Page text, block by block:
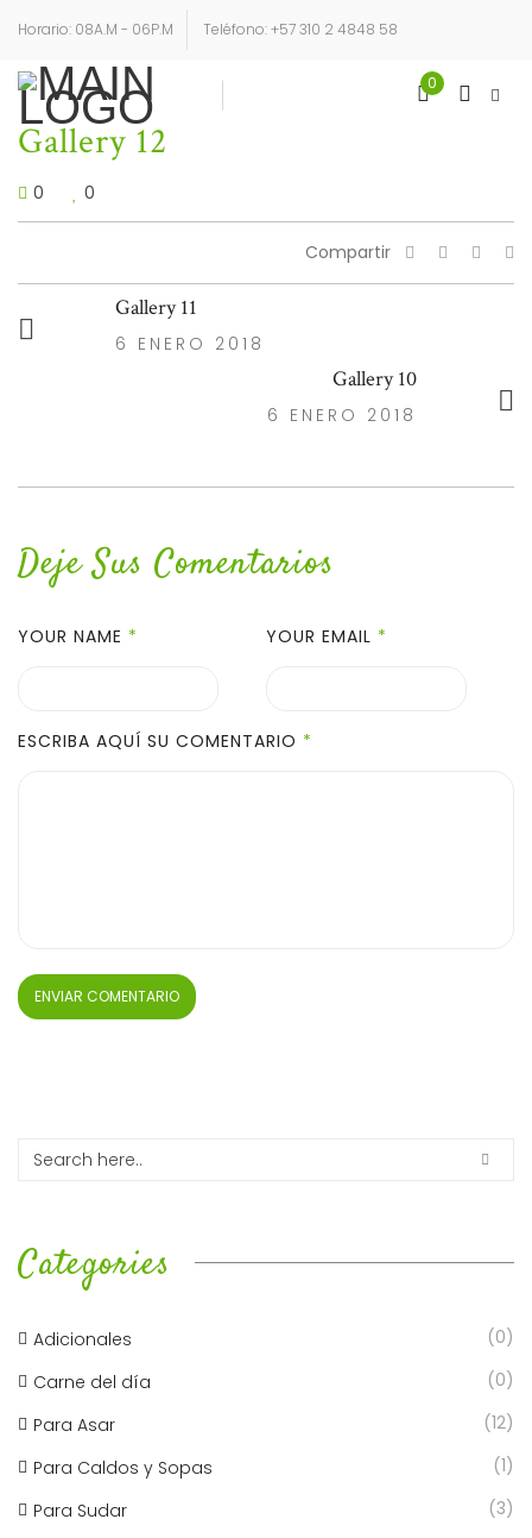
Horario: 08A.M - 06P.M Teléfono: +57 310 2 4848 58
Login Sign Up
0
Gallery 12
0 0
Compartir
Gallery 11
6 ENERO 2018
Gallery 10
6 ENERO 2018
Deje Sus Comentarios
YOUR NAME * YOUR EMAIL *
ESCRIBA AQUÍ SU COMENTARIO *
Categories
Adicionales
(0)
Carne del día
(0)
Para Asar
(12)
Para Caldos y Sopas
(1)
Para Sudar
(3)